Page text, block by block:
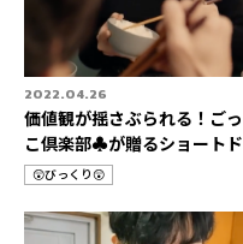
2022.04.26
価値観が揺さぶられる！ごっ
こ倶楽部♣️が贈るショートド
ラマの世界🎬
カ
テ
ゴ
😲びっくり😲